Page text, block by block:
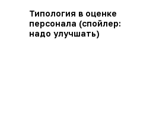
Типология в оценке
персонала (спойлер:
надо улучшать)